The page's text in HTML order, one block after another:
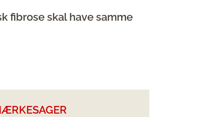
fibrose skal have samme